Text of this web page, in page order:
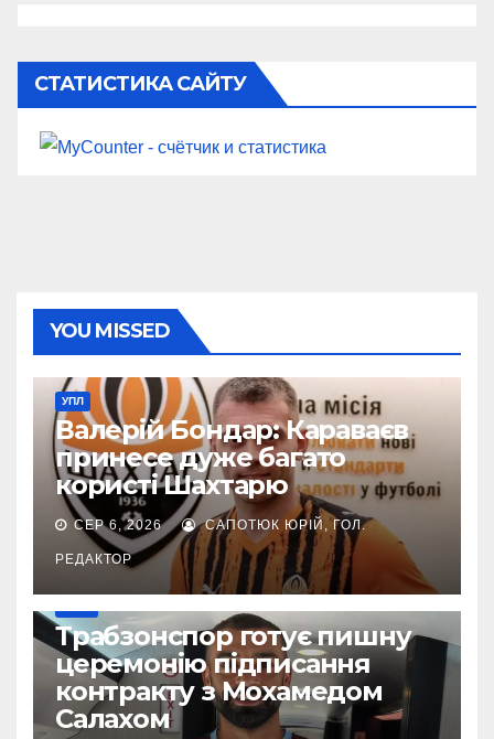
СТАТИСТИКА САЙТУ
YOU MISSED
УПЛ
Валерій Бондар: Караваєв
принесе дуже багато
користі Шахтарю
СЕР 6, 2026 САПОТЮК ЮРІЙ, ГОЛ.
РЕДАКТОР
Трабзонспор готує пишну
церемонію підписання
контракту з Мохамедом
Салахом